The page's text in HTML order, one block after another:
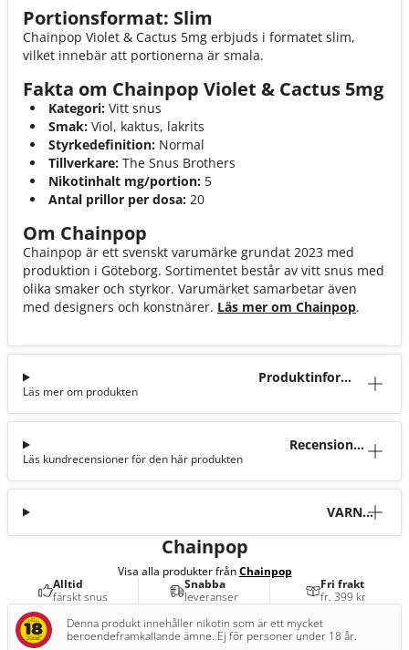
Portionsformat: Slim
Chainpop Violet & Cactus 5mg erbjuds i formatet slim,
vilket innebär att portionerna är smala.
Fakta om Chainpop Violet & Cactus 5mg
Kategori: Vitt snus
Smak: Viol, kaktus, lakrits
Styrkedefinition: Normal
Tillverkare: The Snus Brothers
Nikotinhalt mg/portion: 5
Antal prillor per dosa: 20
Om Chainpop
Chainpop är ett svenskt varumärke grundat 2023 med
produktion i Göteborg. Sortimentet består av vitt snus med
olika smaker och styrkor. Varumärket samarbetar även
med designers och konstnärer. Läs mer om Chainpop.
Produktinforma
Läs mer om produkten
Recensioner
Läs kundrecensioner för den här produkten
VARNI
Chainpop
Visa alla produkter frånChainpop
Alltid
färskt snus
Snabba
leveranser
Fri frakt
fr. 399 kr
Denna produkt innehåller nikotin som är ett mycket
beroendeframkallande ämne. Ej för personer under 18 år.